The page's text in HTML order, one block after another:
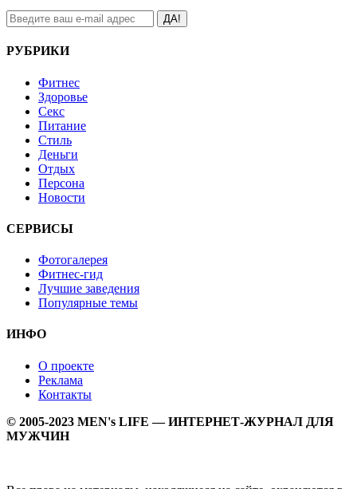
ДА!
РУБРИКИ
Фитнес
Здоровье
Секс
Питание
Стиль
Деньги
Отдых
Персона
Новости
СЕРВИСЫ
Фотогалерея
Фитнес-гид
Лучшие заведения
Популярные темы
ИНФО
О проекте
Реклама
Контакты
© 2005-2023 MEN's LIFE — ИНТЕРНЕТ-ЖУРНАЛ ДЛЯ
МУЖЧИН